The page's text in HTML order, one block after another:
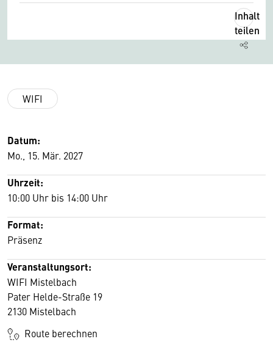
Inhalt
teilen
WIFI
Datum:
Mo., 15. Mär. 2027
Uhrzeit:
10:00 Uhr bis 14:00 Uhr
Format:
Präsenz
Veranstaltungsort:
WIFI Mistelbach
Pater Helde-Straße 19
2130 Mistelbach
Route berechnen